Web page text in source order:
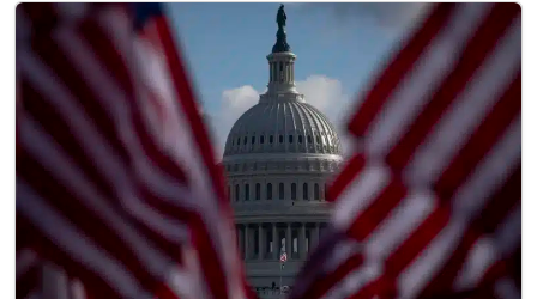
américaines. Un contrat devrait être
prochainement attribué pour le
développement du système Enduring High
Energy… Lire la suite